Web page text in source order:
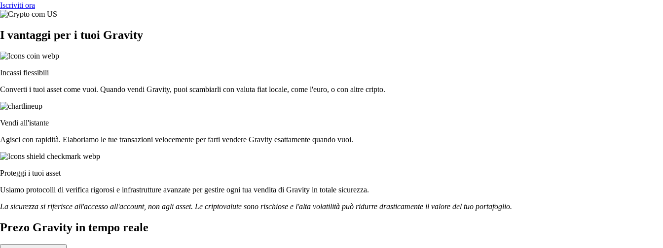
Iscriviti ora
I vantaggi per i tuoi Gravity
Incassi flessibili
Converti i tuoi asset come vuoi. Quando vendi Gravity, puoi scambiarli con valuta fiat locale, come l'euro, o con altre cripto.
Vendi all'istante
Agisci con rapidità. Elaboriamo le tue transazioni velocemente per farti vendere Gravity esattamente quando vuoi.
Proteggi i tuoi asset
Usiamo protocolli di verifica rigorosi e infrastrutture avanzate per gestire ogni tua vendita di Gravity in totale sicurezza.
La sicurezza si riferisce all'accesso all'account, non agli asset. Le criptovalute sono rischiose e l'alta volatilità può ridurre drasticamente il valore del tuo portafoglio.
Prezo Gravity in tempo reale